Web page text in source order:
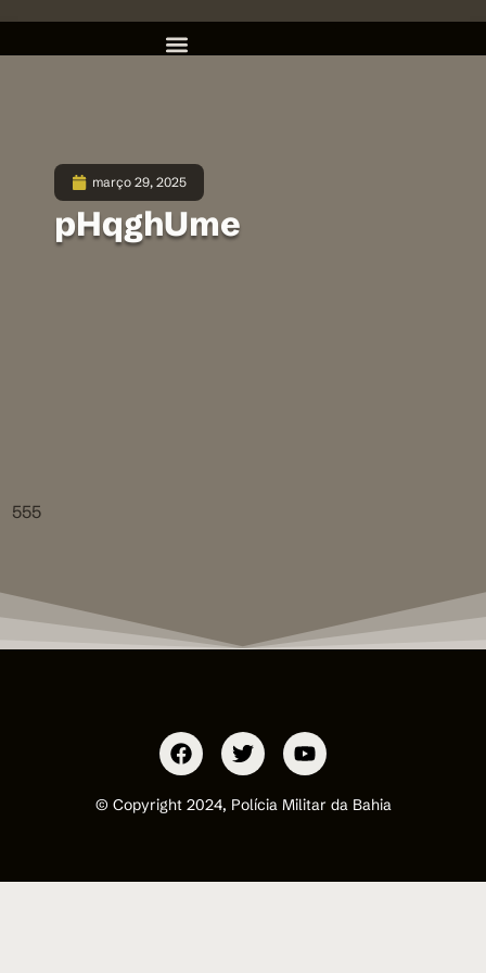
março 29, 2025
pHqghUme
555
© Copyright 2024, Polícia Militar da Bahia